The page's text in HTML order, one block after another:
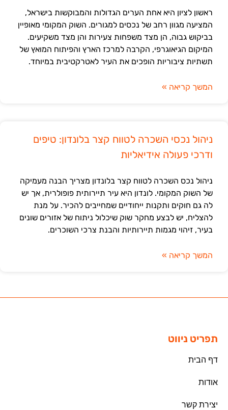
ראשון לציון היא אחת הערים הגדולות והמבוקשות בישראל,
המציעה מגוון רחב של נכסים למגורים. השוק המקומי מאופיין
בביקוש גבוה, הן מצד משפחות צעירות והן מצד משקיעים.
המיקום הגיאוגרפי, הקרבה למרכז הארץ והפיתוח המואץ של
תשתיות ציבוריות הופכים את העיר לאטרקטיבית במיוחד.
המשך קריאה »
ניהול נכסי השכרה לטווח קצר בלונדון: טיפים
ודרכי פעולה אידיאליות
ניהול נכס השכרה לטווח קצר בלונדון מצריך הבנה מעמיקה
של השוק המקומי. לונדון היא עיר תיירותית פופולרית, אך יש
לה גם חוקים ותקנות ייחודיים שמחייבים להכיר. על מנת
להצליח, יש לבצע מחקר שוק שיכלול ניתוח של אזורים שונים
בעיר, זיהוי מגמות תיירותיות והבנת צרכי השוכרים.
המשך קריאה »
תפריט ניווט
דף הבית
אודות
יצירת קשר